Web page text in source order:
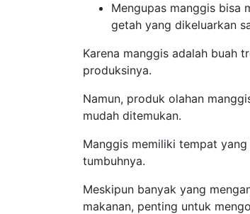
Mengupas manggis bisa
getah yang dikeluarkan
Karena manggis adalah buah
produksinya.
Namun, produk olahan
mudah ditemukan.
Manggis memiliki tempat
tumbuhnya.
Meskipun banyak yang
makanan, penting untuk